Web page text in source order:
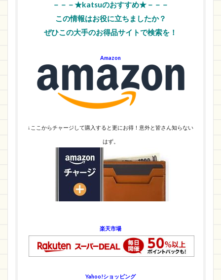
－－－★katsuのおすすめ★－－－
この情報はお役に立ちましたか？
ぜひこの大手のお得品サイトで検索を！
Amazon
↓ここからチャージして購入すると更にお得！意外と皆さん知らない
はず。
楽天市場
Yahoo!ショッピング